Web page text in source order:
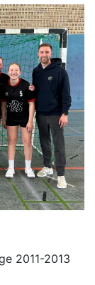
2011-2013